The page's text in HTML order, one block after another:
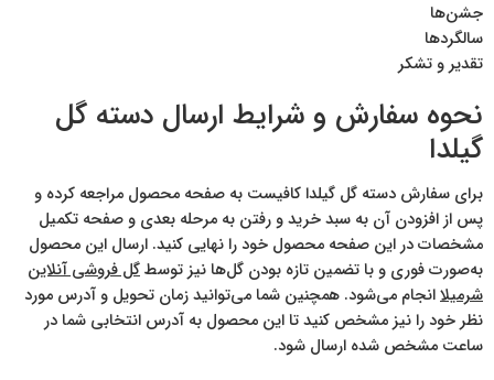
جشن‌ها
سالگردها
تقدیر و تشکر
نحوه سفارش و شرایط ارسال دسته گل
گیلدا
برای سفارش دسته گل گیلدا کافیست به صفحه محصول مراجعه کرده و
پس از افزودن آن به سبد خرید و رفتن به مرحله بعدی و صفحه تکمیل
مشخصات در این صفحه محصول خود را نهایی کنید. ارسال این محصول
به‌صورت فوری و با تضمین تازه بودن گل‌ها نیز توسطگل فروشی آنلاین
شرمیلاانجام می‌شود. همچنین شما می‌توانید زمان تحویل و آدرس مورد
نظر خود را نیز مشخص کنید تا این محصول به آدرس انتخابی شما در
ساعت مشخص شده ارسال شود.